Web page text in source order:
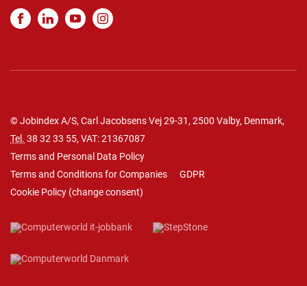
© Jobindex A/S, Carl Jacobsens Vej 29-31, 2500 Valby, Denmark,
Tel. 38 32 33 55, VAT: 21367087
Terms and Personal Data Policy
Terms and Conditions for Companies
GDPR
Cookie Policy (change consent)